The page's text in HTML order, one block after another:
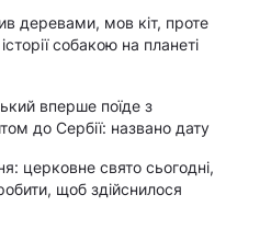
деревами, мов кіт, проте
собакою на планеті
вперше поїде з
до Сербії: названо дату
церковне свято сьогодні,
щоб здійснилося